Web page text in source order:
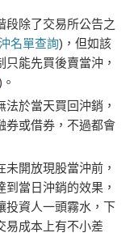
段除了交易所公告之
名單查詢)，但如該
能先買後賣當沖，
法於當天買回沖銷，
券或借券，不過都會
未開放現股當沖前，
當日沖銷的效果，
投資人一頭霧水，下
易成本上有不小差